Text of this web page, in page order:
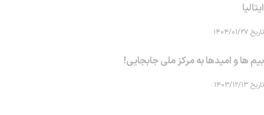
ایتالیا
تاریخ ۱۴۰۴/۰۱/۲۷
بیم ها و امیدها به مرکز ملی جابجایی!
تاریخ ۱۴۰۳/۱۲/۱۳